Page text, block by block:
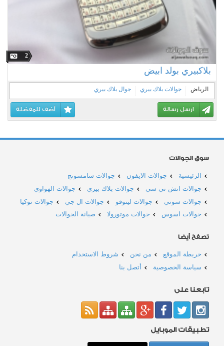
2
بلاكبيري بولد ابيض
الرياض جوالات بلاك بيري جوال بلاك بيري
ارسل رسالة أضف للمفضلة
سوق الجوالات
الرئيسية جوالات الايفون
جوالات سامسونج
جوالات اتش تي سي
جوالات بلاك بيري
جوالات الهواوي
جوالات سوني
جوالات لينوفو جوالات ال جي
جوالات نوكيا
جوالات اسوس
جوالات موتورولا صيانة الجوالات
تصفح أيضا
خريطة الموقع من نحن
شروط الاستخدام
سياسة الخصوصية
أتصل بنا
تابعنا على
تطبيقات الموبايل